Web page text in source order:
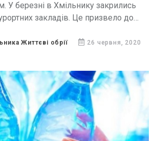
закрились
закладів. Це призвело до
скоротились.
Життєві обрії 26 червня, 2020